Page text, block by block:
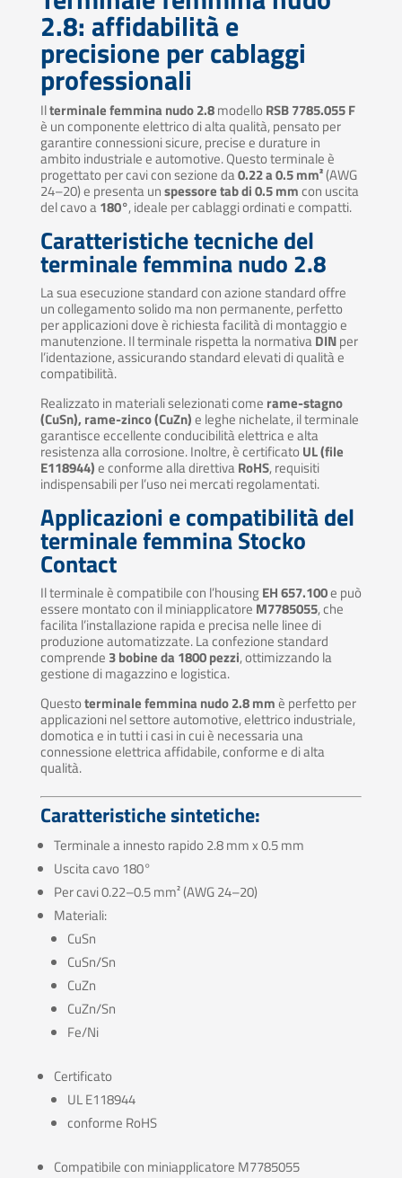
2.8: affidabilità e
precisione per cablaggi
professionali
Ilterminale femmina nudo 2.8modello RSB 7785.055 F
è un componente elettrico di alta qualità, pensato per
garantire connessioni sicure, precise e durature in
ambito industriale e automotive. Questo terminale è
progettato per cavi con sezione da0.22 a 0.5 mm²(AWG
24–20) e presenta unspessore tab di 0.5 mmcon uscita
del cavo a180°, ideale per cablaggi ordinati e compatti.
Caratteristiche tecniche del
terminale femmina nudo 2.8
La sua esecuzione standard con azione standard offre
un collegamento solido ma non permanente, perfetto
per applicazioni dove è richiesta facilità di montaggio e
manutenzione. Il terminale rispetta la normativaDINper
l’identazione, assicurando standard elevati di qualità e
compatibilità.
Realizzato in materiali selezionati come rame-stagno
(CuSn), rame-zinco (CuZn)e leghe nichelate, il terminale
garantisce eccellente conducibilità elettrica e alta
resistenza alla corrosione. Inoltre, è certificato UL (file
E118944)e conforme alla direttivaRoHS, requisiti
indispensabili per l’uso nei mercati regolamentati.
Applicazioni e compatibilità del
terminale femmina Stocko
Contact
Il terminale è compatibile con l’housingEH 657.100e può
essere montato con il miniapplicatore M7785055, che
facilita l’installazione rapida e precisa nelle linee di
produzione automatizzate. La confezione standard
comprende 3 bobine da 1800 pezzi, ottimizzando la
gestione di magazzino e logistica.
Questoterminale femmina nudo 2.8 mmè perfetto per
applicazioni nel settore automotive, elettrico industriale,
domotica e in tutti i casi in cui è necessaria una
connessione elettrica affidabile, conforme e di alta
qualità.
Caratteristiche sintetiche:
Terminale a innesto rapido 2.8 mm x 0.5 mm
Uscita cavo 180°
Per cavi 0.22–0.5 mm² (AWG 24–20)
Materiali:
CuSn
CuSn/Sn
CuZn
CuZn/Sn
Fe/Ni
Certificato
UL E118944
conforme RoHS
Compatibile con miniapplicatore M7785055